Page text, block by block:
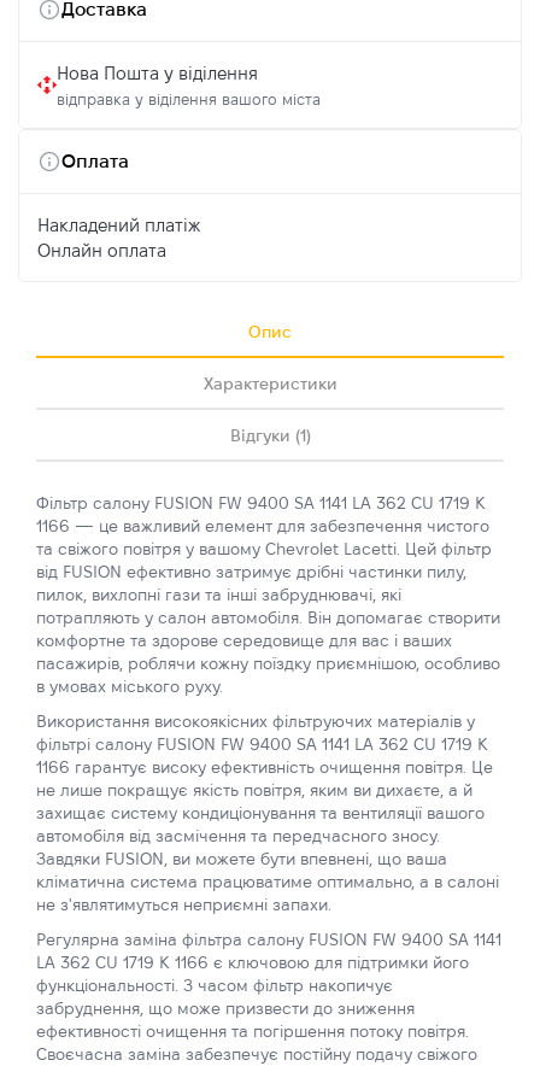
Доставка
Нова Пошта у віділення
відправка у віділення вашого міста
Оплата
Накладений платіж
Онлайн оплата
Опис
Характеристики
Відгуки (1)
Фільтр салону FUSION FW 9400 SA 1141 LA 362 CU 1719 K
1166 — це важливий елемент для забезпечення чистого
та свіжого повітря у вашому Chevrolet Lacetti. Цей фільтр
від FUSION ефективно затримує дрібні частинки пилу,
пилок, вихлопні гази та інші забруднювачі, які
потрапляють у салон автомобіля. Він допомагає створити
комфортне та здорове середовище для вас і ваших
пасажирів, роблячи кожну поїздку приємнішою, особливо
в умовах міського руху.
Використання високоякісних фільтруючих матеріалів у
фільтрі салону FUSION FW 9400 SA 1141 LA 362 CU 1719 K
1166 гарантує високу ефективність очищення повітря. Це
не лише покращує якість повітря, яким ви дихаєте, а й
захищає систему кондиціонування та вентиляції вашого
автомобіля від засмічення та передчасного зносу.
Завдяки FUSION, ви можете бути впевнені, що ваша
кліматична система працюватиме оптимально, а в салоні
не з'являтимуться неприємні запахи.
Регулярна заміна фільтра салону FUSION FW 9400 SA 1141
LA 362 CU 1719 K 1166 є ключовою для підтримки його
функціональності. З часом фільтр накопичує
забруднення, що може призвести до зниження
ефективності очищення та погіршення потоку повітря.
Своєчасна заміна забезпечує постійну подачу свіжого